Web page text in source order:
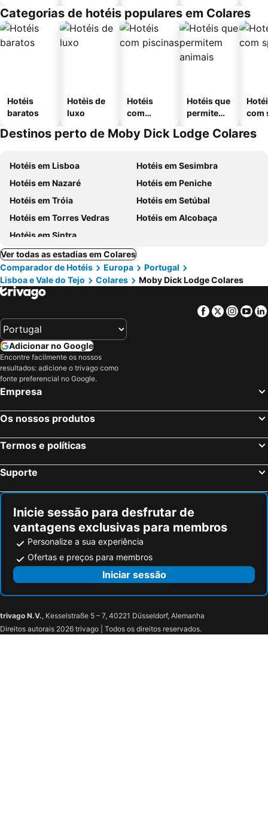
Categorias de hotéis populares em Colares
Hotéis
baratos
Hotéis de
luxo
Hotéis
com
Hotéis que
permitem
com
Destinos perto de Moby Dick Lodge Colares
Hotéis em Lisboa
Hotéis em Sesimbra
Hotéis em Nazaré
Hotéis em Peniche
Hotéis em Tróia
Hotéis em Setúbal
Hotéis em Torres Vedras
Hotéis em Alcobaça
Hotéis em Sintra
Ver todas as estadias em Colares
Comparador de Hotéis
Europa
Portugal
Lisboa e Vale do Tejo
Colares Moby Dick Lodge Colares
Facebook
Twitter
Adicionar no Google
Encontre facilmente os nossos
resultados: adicione o trivago como
fonte preferencial no Google.
Empresa
Os nossos produtos
Termos e políticas
Suporte
Inicie sessão para desfrutar de
vantagens exclusivas para membros
Personalize a sua experiência
Ofertas e preços para membros
Iniciar sessão
trivago N.V., Kesselstraße 5 – 7, 40221 Düsseldorf, Alemanha
Direitos autorais 2026 trivago | Todos os direitos reservados.